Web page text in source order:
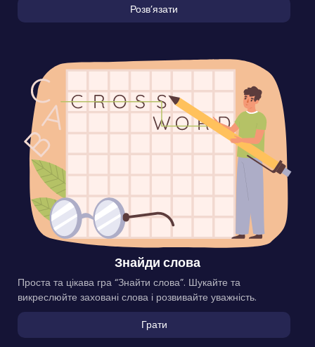
Розвʼязати
Знайди слова
Проста та цікава гра “Знайти слова”. Шукайте та
викреслюйте заховані слова і розвивайте уважність.
Грати